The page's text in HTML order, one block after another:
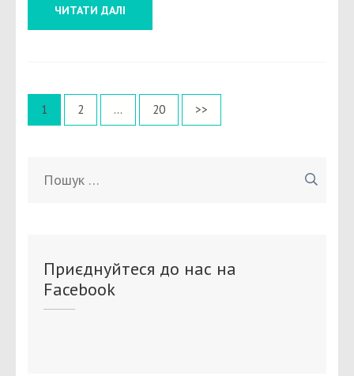
ЧИТАТИ ДАЛІ
Пагінація
записів
Сторінку
1 Сторінку
2 … Сторінку
20 >>
Приєднуйтеся до нас на
Facebook